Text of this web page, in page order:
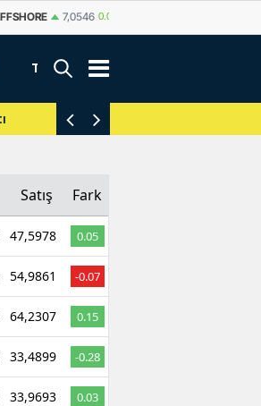
YUAN 7,0538 0.04%
TEKNOLOJİ
Satış Fark
47,5978 0.05
54,9861 -0.07
64,2307
0.15
33,4899 -0.28
33,9693 0.03